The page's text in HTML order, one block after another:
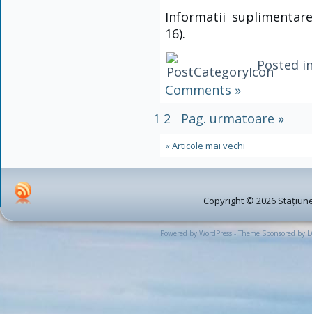
Informatii
16).
Posted
Comments »
1 2 Pag. urmatoare »
« Articole mai vechi
Copyright © 2026
Powered by WordPress - Theme Sponsored by